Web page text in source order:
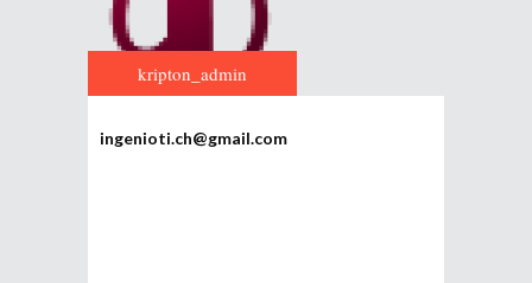
kripton_admin
ingenioti.ch@gmail.com